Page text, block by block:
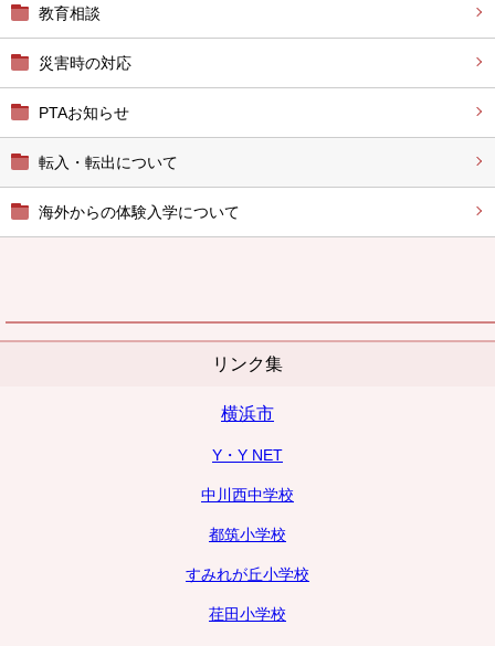
教育相談
災害時の対応
PTAお知らせ
転入・転出について
海外からの体験入学について
リンク集
横浜市
Y・Y NET
中川西中学校
都筑小学校
すみれが丘小学校
荏田小学校